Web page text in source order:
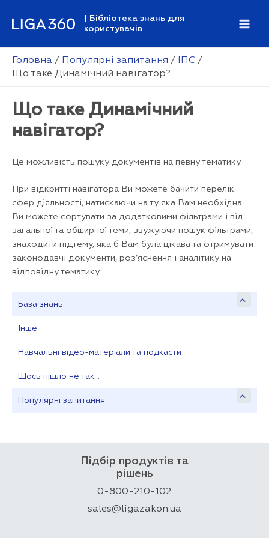
| Бібліотека знань для
користувачів
Головна Популярні запитання
ІПС
Що таке Динамічний навігатор?
База знань
Інше
Навчальні відео-матеріали та подкасти
Щось пішло не так…
Популярні запитання
Що таке Динамічний
навігатор?
Це можливість пошуку документів на певну тематику.
При відкритті навігатора Ви можете бачити перелік
сфер діяльності, натискаючи на ту яка Вам необхідна.
Ви можете сортувати за додатковими фільтрами і від
загальної та обширної теми, звужуючи пошук фільтрами,
знаходити підтему, яка б Вам була цікава та отримувати
законодавчі документи, роз’яснення і аналітику на
відповідну тематику
Підбір продуктів та
рішень
0-800-210-102
sales@ligazakon.ua